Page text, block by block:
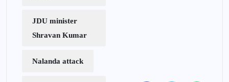
JDU minister
Shravan Kumar
Nalanda attack